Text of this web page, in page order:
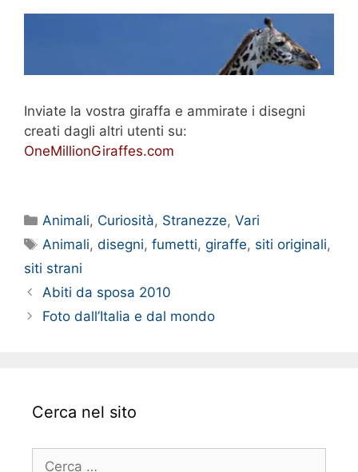
Inviate la vostra giraffa e ammirate i disegni
creati dagli altri utenti su:
OneMillionGiraffes.com
Categorie
Animali, Curiosità, Stranezze,Vari
Tag
Animali,disegni,fumetti,giraffe, siti originali,
siti strani
Abiti da sposa 2010
Foto dall’Italia e dal mondo
Cerca nel sito
Ricerca